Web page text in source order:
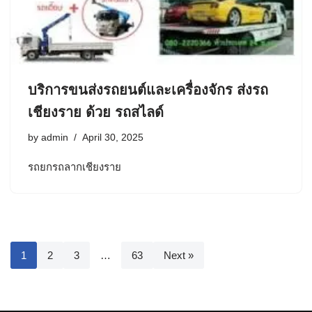
บริการขนส่งรถยนต์และเครื่องจักร ส่งรถ
เชียงราย ด้วย รถสไลด์
by admin April 30, 2025
รถยกรถลากเชียงราย
1 2 3 … 63 Next »